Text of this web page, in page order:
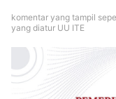
komentar yang tampil
yang diatur UU ITE